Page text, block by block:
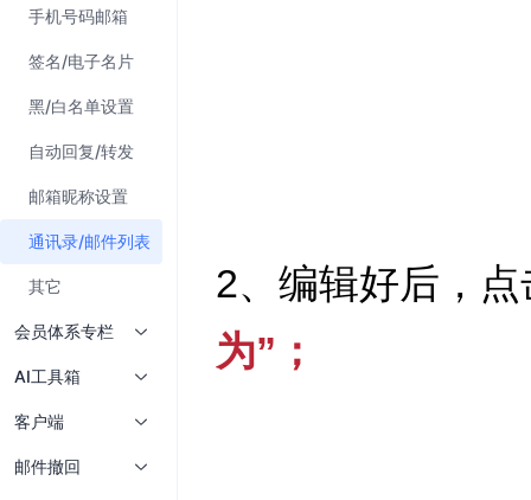
手机号码邮箱
签名/电子名片
黑/白名单设置
自动回复/转发
邮箱昵称设置
通讯录/邮件列表
其它
会员体系专栏
AI工具箱
客户端
邮件撤回